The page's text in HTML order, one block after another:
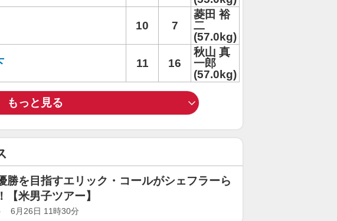
10 7
菱田 裕
二
(57.0kg)
11 16
秋山 真
一郎
(57.0kg)
もっと見る
勝を目指すエリック・コールがシェフラーら
【米男子ツアー】
6月26日 11時30分